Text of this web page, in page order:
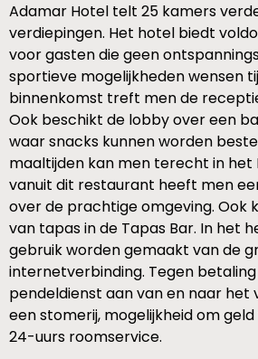
Adamar Hotel telt 25 kamers
verdiepingen. Het hotel biedt
voor gasten die geen
sportieve mogelijkheden wensen
binnenkomst treft men de
Ook beschikt de lobby over een
waar snacks kunnen worden
maaltijden kan men terecht in het
vanuit dit restaurant heeft men
over de prachtige omgeving. Ook
van tapas in de Tapas Bar. In het
gebruik worden gemaakt van de
internetverbinding. Tegen
pendeldienst aan van en naar het
een stomerij, mogelijkheid om
24-uurs roomservice.